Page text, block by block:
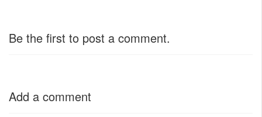
Be the first to post a comment.
Add a comment